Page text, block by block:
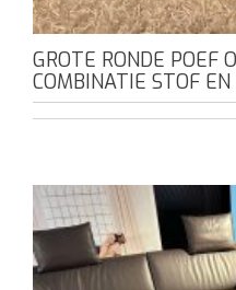
GROTE RONDE POEF
COMBINATIE STOF